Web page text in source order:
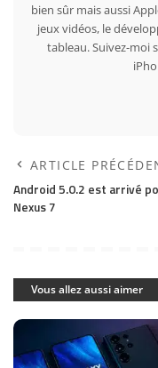
bien sûr mais aussi
jeux vidéos, le
tableau. Suivez-moi
ARTICLE
Android 5.0.2 est arrivé
Nexus 7
Vous allez aussi aimer